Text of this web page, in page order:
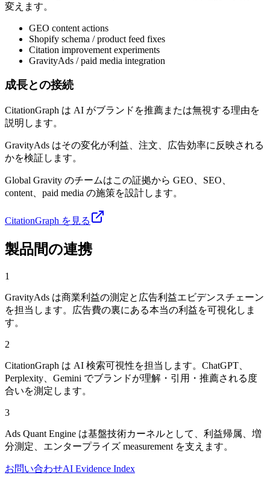
変えます。
GEO content actions
Shopify schema / product feed fixes
Citation improvement experiments
GravityAds / paid media integration
成長との接続
CitationGraph は AI がブランドを推薦または無視する理由を
説明します。
GravityAds はその変化が利益、注文、広告効率に反映される
かを検証します。
Global Gravity のチームはこの証拠から GEO、SEO、
content、paid media の施策を設計します。
CitationGraph を見る
製品間の連携
1
GravityAds は商業利益の測定と広告利益エビデンスチェーン
を担当します。広告費の裏にある本当の利益を可視化しま
す。
2
CitationGraph は AI 検索可視性を担当します。ChatGPT、
Perplexity、Gemini でブランドが理解・引用・推薦される度
合いを測定します。
3
Ads Quant Engine は基盤技術カーネルとして、利益帰属、増
分測定、エンタープライズ measurement を支えます。
お問い合わせAI Evidence Index